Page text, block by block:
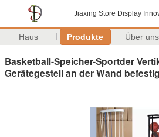
Jiaxing Store Display
Haus Produkte Über uns
Basketball-Speicher-Sportder
Gerätegestell an der Wand